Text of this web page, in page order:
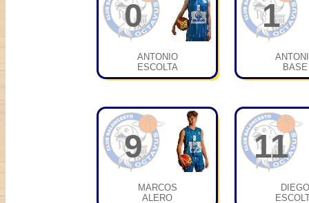
0
ANTONIO
ESCOLTA
1
BASE
9
MARCOS
ALERO
11
DIEGO